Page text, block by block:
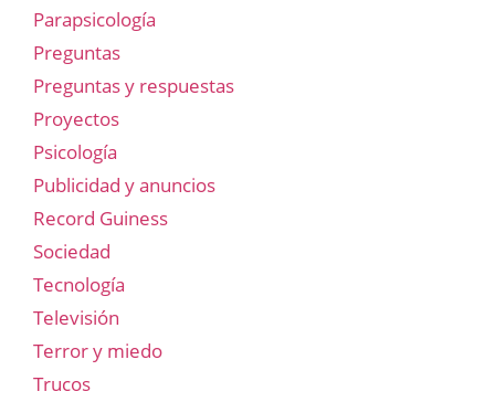
Parapsicología
Preguntas
Preguntas y respuestas
Proyectos
Psicología
Publicidad y anuncios
Record Guiness
Sociedad
Tecnología
Televisión
Terror y miedo
Trucos